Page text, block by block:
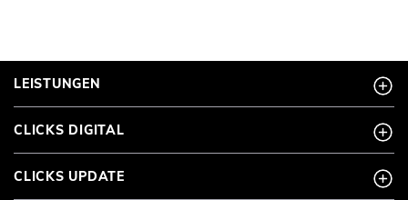
LEISTUNGEN
CLICKS DIGITAL
CLICKS UPDATE